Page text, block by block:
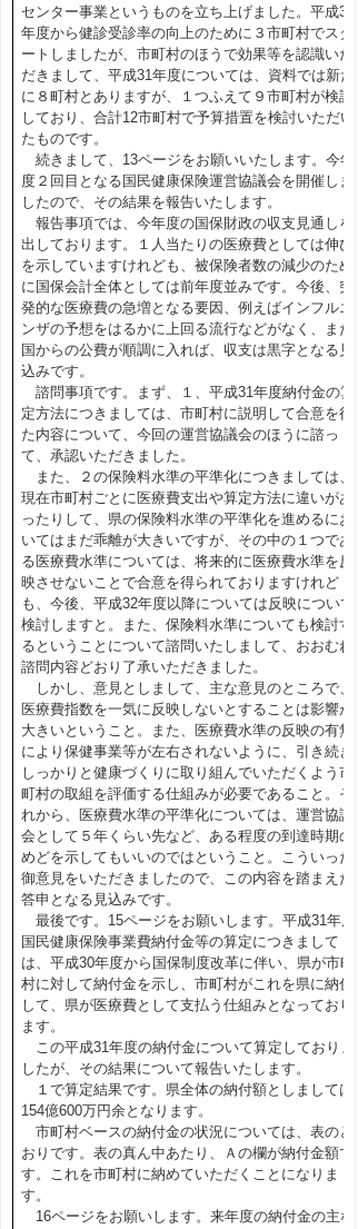
センター事業というものを立ち上げました。平成30
年度から健診受診率の向上のために３市町村でスタ
ートしましたが、市町村のほうで効果等を認識いた
だきまして、平成31年度については、資料では新た
に８町村とありますが、１つふえて９市町村が検討
しており、合計12市町村で予算措置を検討いただい
たものです。
続きまして、13ページをお願いいたします。今年
度２回目となる国民健康保険運営協議会を開催しま
したので、その結果を報告いたします。
報告事項では、今年度の国保財政の収支見通しを
出しております。１人当たりの医療費としては伸び
を示していますけれども、被保険者数の減少のため
に国保会計全体としては前年度並みです。今後、突
発的な医療費の急増となる要因、例えばインフルエ
ンザの予想をはるかに上回る流行などがなく、また
国からの公費が順調に入れば、収支は黒字となる見
込みです。
諮問事項です。まず、１、平成31年度納付金の算
定方法につきましては、市町村に説明して合意を得
た内容について、今回の運営協議会のほうに諮っ
て、承認いただきました。
また、２の保険料水準の平準化につきましては、
現在市町村ごとに医療費支出や算定方法に違いがあ
ったりして、県の保険料水準の平準化を進めるにお
いてはまだ乖離が大きいですが、その中の１つであ
る医療費水準については、将来的に医療費水準を反
映させないことで合意を得られておりますけれど
も、今後、平成32年度以降については反映について
検討しますと。また、保険料水準についても検討す
るということについて諮問いたしまして、おおむね
諮問内容どおり了承いただきました。
しかし、意見としまして、主な意見のところで、
医療費指数を一気に反映しないとすることは影響が
大きいということ。また、医療費水準の反映の有無
により保健事業等が左右されないように、引き続き
しっかりと健康づくりに取り組んでいただくよう市
町村の取組を評価する仕組みが必要であること。そ
れから、医療費水準の平準化については、運営協議
会として５年くらい先など、ある程度の到達時期の
めどを示してもいいのではということ。こういった
御意見をいただきましたので、この内容を踏まえた
答申となる見込みです。
最後です。15ページをお願いします。平成31年度
国民健康保険事業費納付金等の算定につきまして
は、平成30年度から国保制度改革に伴い、県が市町
村に対して納付金を示し、市町村がこれを県に納付
して、県が医療費として支払う仕組みとなっており
ます。
この平成31年度の納付金について算定しておりま
したが、その結果について報告いたします。
１で算定結果です。県全体の納付額としましては
154億600万円余となります。
市町村ベースの納付金の状況については、表のと
おりです。表の真ん中あたり、Ａの欄が納付金額で
す。これを市町村に納めていただくことになりま
す。
16ページをお願いします。来年度の納付金の主な